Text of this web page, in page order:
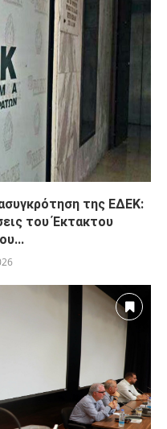
της ΕΔΕΚ:
του Έκτακτου